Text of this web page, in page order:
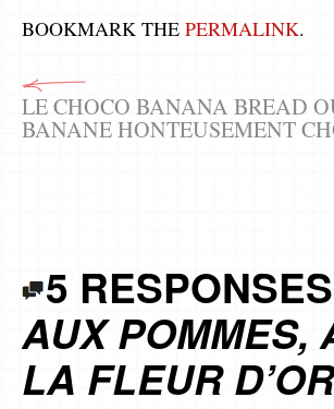
BOOKMARK THE PERMALINK.
LE CHOCO BANANA BREAD
BANANE HONTEUSEMENT
5
AUX POMMES,
LA FLEUR